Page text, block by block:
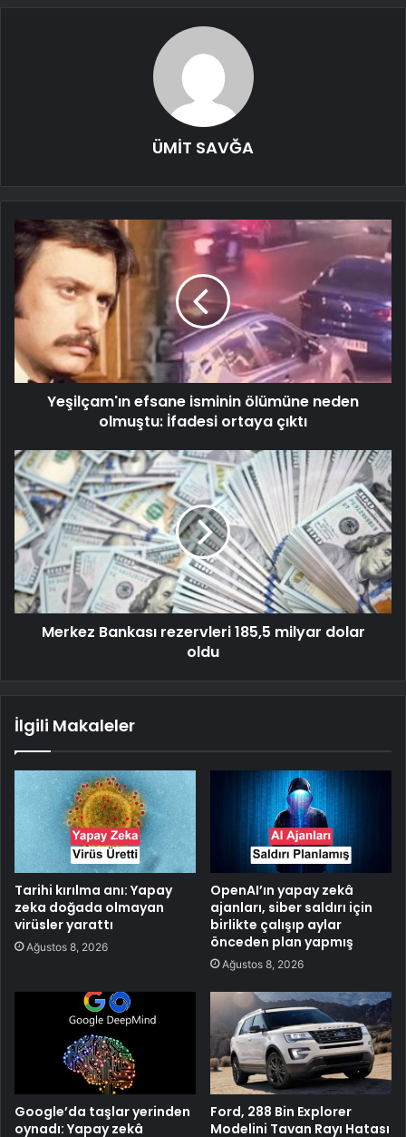
ÜMİT SAVĞA
Yeşilçam'ın efsane isminin ölümüne neden
olmuştu: İfadesi ortaya çıktı
Merkez Bankası rezervleri 185,5 milyar dolar
oldu
İlgili Makaleler
Tarihi kırılma anı: Yapay
zeka doğada olmayan
virüsler yarattı
Ağustos 8, 2026
OpenAI’ın yapay zekâ
ajanları, siber saldırı için
birlikte çalışıp aylar
önceden plan yapmış
Ağustos 8, 2026
Google’da taşlar yerinden
oynadı: Yapay zekâ
Ford, 288 Bin Explorer
Modelini Tavan Rayı Hatası